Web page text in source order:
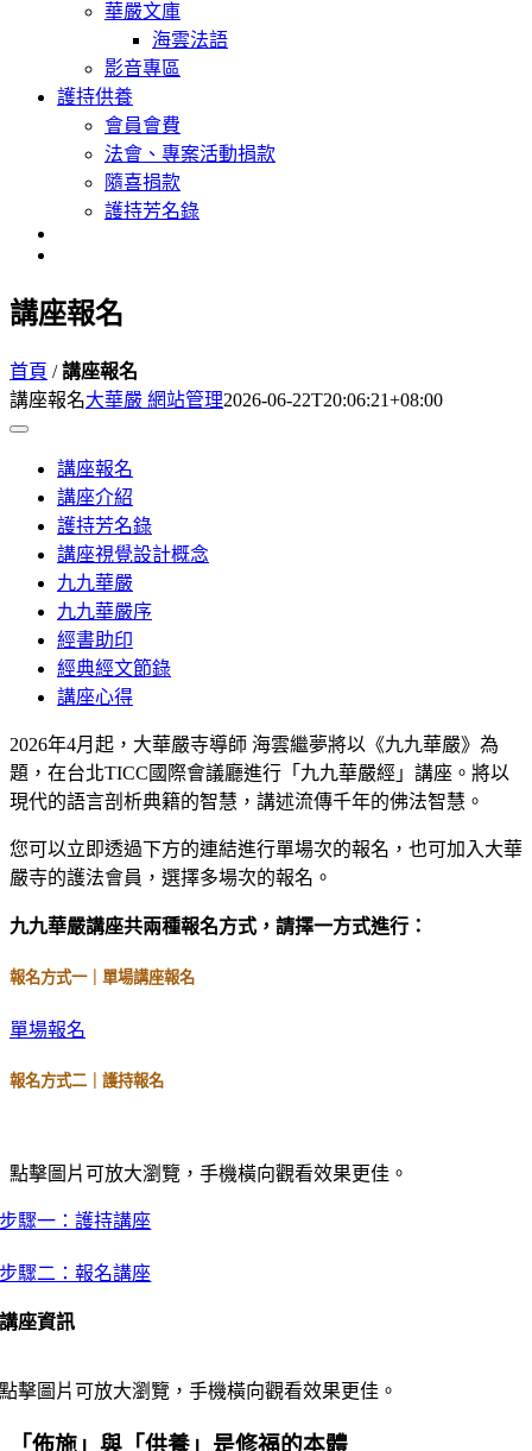
華嚴文庫
海雲法語
影音專區
護持供養
會員會費
法會、專案活動捐款
隨喜捐款
護持芳名錄
講座報名
首頁 /講座報名
講座報名大華嚴 網站管理2026-06-22T20:06:21+08:00
Toggle
講座報名
講座介紹
護持芳名錄
講座視覺設計概念
九九華嚴
九九華嚴序
經書助印
經典經文節錄
講座心得
2026年4月起，大華嚴寺導師 海雲繼夢將以《九九華嚴》為
題，在台北TICC國際會議廳進行「九九華嚴經」講座。將以
現代的語言剖析典籍的智慧，講述流傳千年的佛法智慧。
您可以立即透過下方的連結進行單場次的報名，也可加入大華
嚴寺的護法會員，選擇多場次的報名。
九九華嚴講座共兩種報名方式，請擇一方式進行：
報名方式一｜單場講座報名
單場報名
報名方式二｜護持報名
點擊圖片可放大瀏覽，手機橫向觀看效果更佳。
步驟一：護持講座
步驟二：報名講座
講座資訊
點擊圖片可放大瀏覽，手機橫向觀看效果更佳。
「佈施」與「供養」是修福的本體